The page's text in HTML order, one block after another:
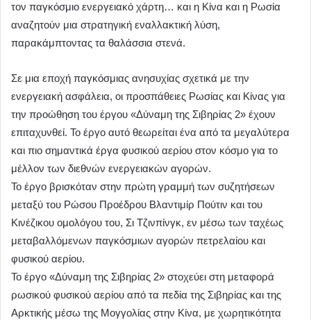
τον παγκόσμιο ενεργειακό χάρτη… και η Κίνα και η Ρωσία
αναζητούν μια στρατηγική εναλλακτική λύση,
παρακάμπτοντας τα θαλάσσια στενά.
Σε μια εποχή παγκόσμιας ανησυχίας σχετικά με την
ενεργειακή ασφάλεια, οι προσπάθειες Ρωσίας και Κίνας για
την προώθηση του έργου «Δύναμη της Σιβηρίας 2» έχουν
επιταχυνθεί. Το έργο αυτό θεωρείται ένα από τα μεγαλύτερα
και πιο σημαντικά έργα φυσικού αερίου στον κόσμο για το
μέλλον των διεθνών ενεργειακών αγορών.
Το έργο βρισκόταν στην πρώτη γραμμή των συζητήσεων
μεταξύ του Ρώσου Προέδρου Βλαντιμίρ Πούτιν και του
Κινέζικου ομολόγου του, Σι Τζινπίνγκ, εν μέσω των ταχέως
μεταβαλλόμενων παγκόσμιων αγορών πετρελαίου και
φυσικού αερίου.
Το έργο «Δύναμη της Σιβηρίας 2» στοχεύει στη μεταφορά
ρωσικού φυσικού αερίου από τα πεδία της Σιβηρίας και της
Αρκτικής μέσω της Μογγολίας στην Κίνα, με χωρητικότητα